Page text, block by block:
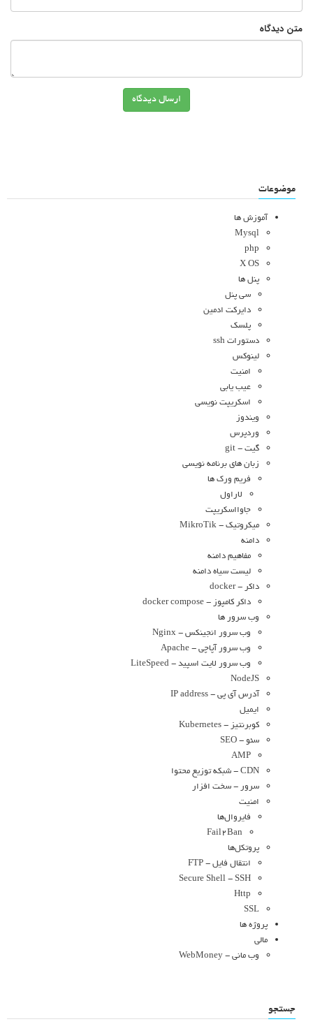
متن دیدگاه
ارسال دیدگاه
موضوعات
آموزش ها
Mysql
php
X OS
پنل ها
سی پنل
دایرکت ادمین
پلسک
دستورات ssh
لینوکس
امنیت
عیب یابی
اسکریپت نویسی
ویندوز
وردپرس
گیت - git
زبان های برنامه نویسی
فریم ورک ها
لاراول
جاوااسکریپت
میکروتیک - MikroTik
دامنه
مفاهیم دامنه
لیست سیاه دامنه
داکر - docker
داکر کامپوز - docker compose
وب سرور ها
وب سرور انجینکس - Nginx
وب سرور آپاچی - Apache
وب سرور لایت اسپید - LiteSpeed
NodeJS
آدرس آی پی - IP address
ایمیل
کوبرنتیز - Kubernetes
سئو - SEO
AMP
CDN - شبکه توزیع محتوا
سرور - سخت افزار
امنیت
فایروال‌ها
Fail2Ban
پروتکل‌ها
انتقال فایل - FTP
Secure Shell - SSH
Http
SSL
پروژه ها
مالی
وب مانی - WebMoney
جستجو